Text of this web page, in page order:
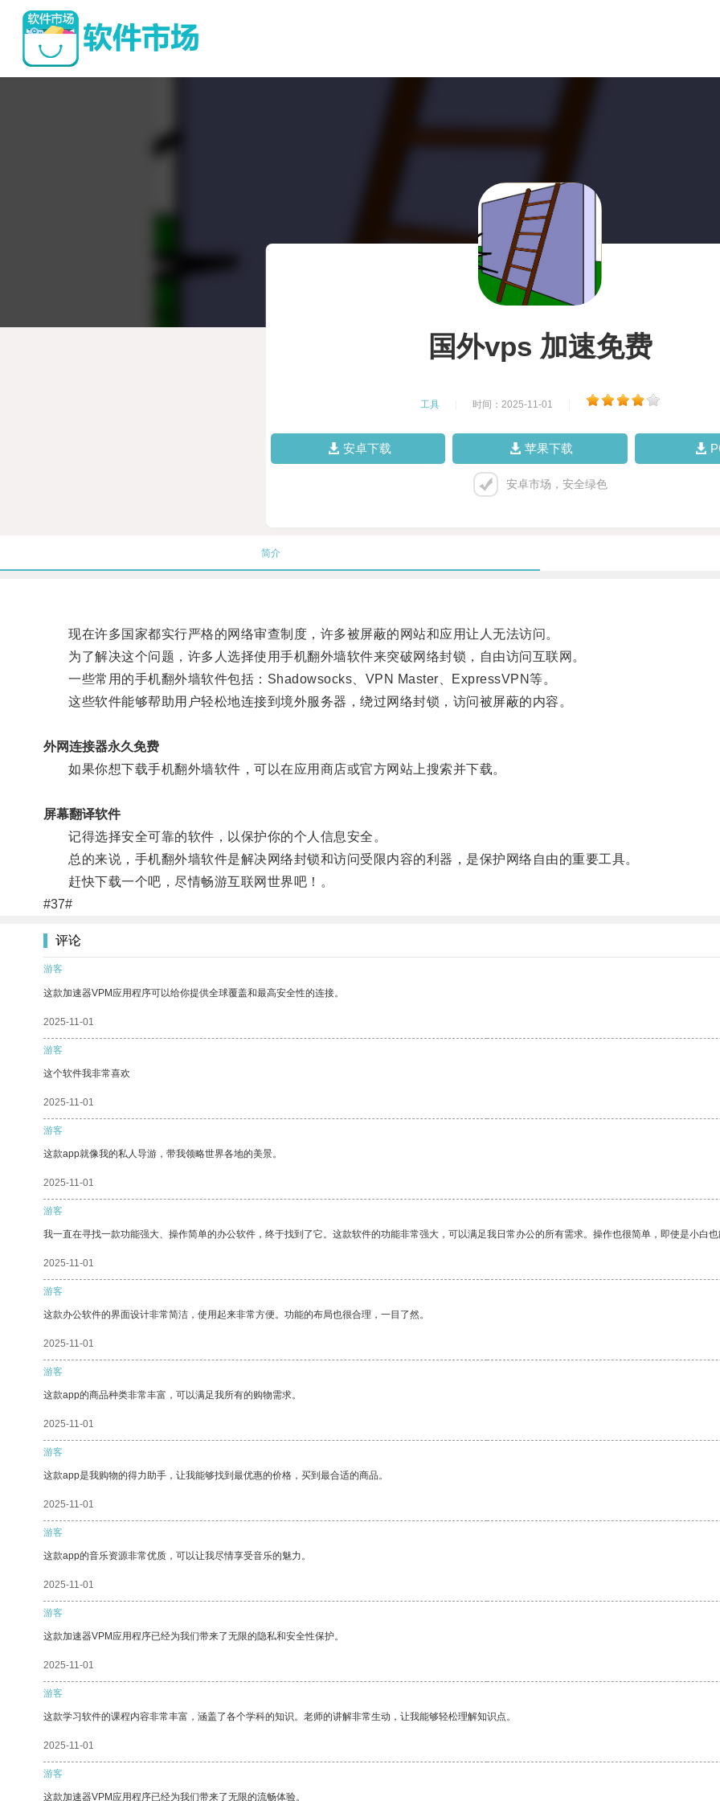
国外vps 加速免费
工具 时间：2025-11-01
安卓下载 苹果下载
安卓市场，安全绿色
简介
现在许多国家都实行严格的网络审查制度，许多被屏蔽的网站和应用让人无法访问。
为了解决这个问题，许多人选择使用手机翻外墙软件来突破网络封锁，自由访问互联网。
一些常用的手机翻外墙软件包括：Shadowsocks、VPN Master、ExpressVPN等。
这些软件能够帮助用户轻松地连接到境外服务器，绕过网络封锁，访问被屏蔽的内容。
外网连接器永久免费
如果你想下载手机翻外墙软件，可以在应用商店或官方网站上搜索并下载。
屏幕翻译软件
记得选择安全可靠的软件，以保护你的个人信息安全。
总的来说，手机翻外墙软件是解决网络封锁和访问受限内容的利器，是保护网络自由的重要工具。
赶快下载一个吧，尽情畅游互联网世界吧！。
#37#
评论
游客
这款加速器VPM应用程序可以给你提供全球覆盖和最高安全性的连接。
2025-11-01
游客
这个软件我非常喜欢
2025-11-01
游客
这款app就像我的私人导游，带我领略世界各地的美景。
2025-11-01
游客
我一直在寻找一款功能强大、操作简单的办公软件，终于找到了它。这款软件的功能非常强大，可以满足我日常办公的所有需求。操作也很简单，即使是小白也
2025-11-01
游客
这款办公软件的界面设计非常简洁，使用起来非常方便。功能的布局也很合理，一目了然。
2025-11-01
游客
这款app的商品种类非常丰富，可以满足我所有的购物需求。
2025-11-01
游客
这款app是我购物的得力助手，让我能够找到最优惠的价格，买到最合适的商品。
2025-11-01
游客
这款app的音乐资源非常优质，可以让我尽情享受音乐的魅力。
2025-11-01
游客
这款加速器VPM应用程序已经为我们带来了无限的隐私和安全性保护。
2025-11-01
游客
这款学习软件的课程内容非常丰富，涵盖了各个学科的知识。老师的讲解非常生动，让我能够轻松理解知识点。
2025-11-01
游客
这款加速器VPM应用程序已经为我们带来了无限的流畅体验。